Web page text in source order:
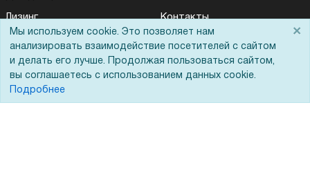
Лизинг
Кредитование
Госучреждениям
Тендеры
Контакты
Мы используем cookie. Это позволяет нам
анализировать взаимодействие посетителей с сайтом
и делать его лучше. Продолжая пользоваться сайтом,
вы соглашаетесь с использованием данных cookie.
Подробнее
×